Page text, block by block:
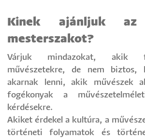
Kinek ajánljuk az
mesterszakot?
Várjuk mindazokat, akik
művészetekre, de nem biztos,
akarnak lenni, akik művészek
fogékonyak a
kérdésekre.
Akiket érdekel a kultúra, a
történeti folyamatok és